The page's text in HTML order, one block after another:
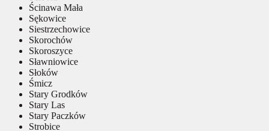
Ścinawa Mała
Sękowice
Siestrzechowice
Skorochów
Skoroszyce
Sławniowice
Słoków
Śmicz
Stary Grodków
Stary Las
Stary Paczków
Strobice